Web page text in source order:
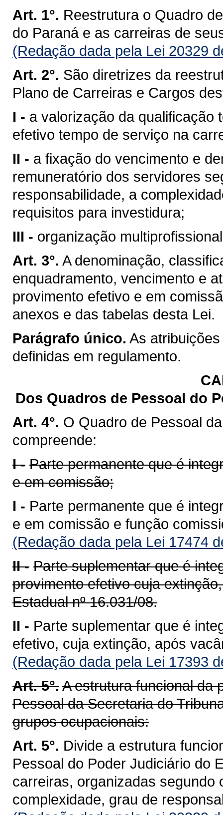
Art. 1°. Reestrutura o Quadro
do Paraná e as carreiras de
(Redação dada pela Lei 20329
Art. 2°. São diretrizes da
Plano de Carreiras e Cargos
I - a valorização da qualificação
efetivo tempo de serviço na
II - a fixação do vencimento e
remuneratório dos servidores
responsabilidade, a
requisitos para investidura;
III - organização
Art. 3°. A denominação,
enquadramento, vencimento e
provimento efetivo e em
anexos e das tabelas desta Lei.
Parágrafo único. As
definidas em regulamento.
Dos Quadros de Pessoal do
Art. 4°. O Quadro de Pessoal
compreende:
I - Parte permanente que é
e em comissão;
I - Parte permanente que é
e em comissão e função
(Redação dada pela Lei 17474
II - Parte suplementar que é
provimento efetivo cuja
Estadual nº 16.031/08.
II - Parte suplementar que é
efetivo, cuja extinção, após
(Redação dada pela Lei 17393
Art. 5°.A estrutura funcional da
Pessoal da Secretaria do
grupos ocupacionais:
Art. 5°. Divide a estrutura
Pessoal do Poder Judiciário do
carreiras, organizadas segundo
complexidade, grau de